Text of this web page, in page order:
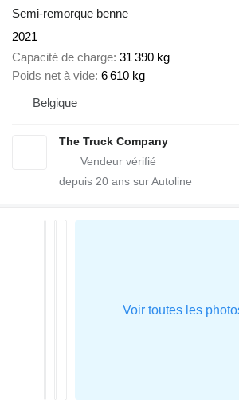
Semi-remorque benne
2021
Capacité de charge 31 390 kg
Poids net à vide 6 610 kg
Belgique
The Truck Company
depuis 20 ans sur Autoline